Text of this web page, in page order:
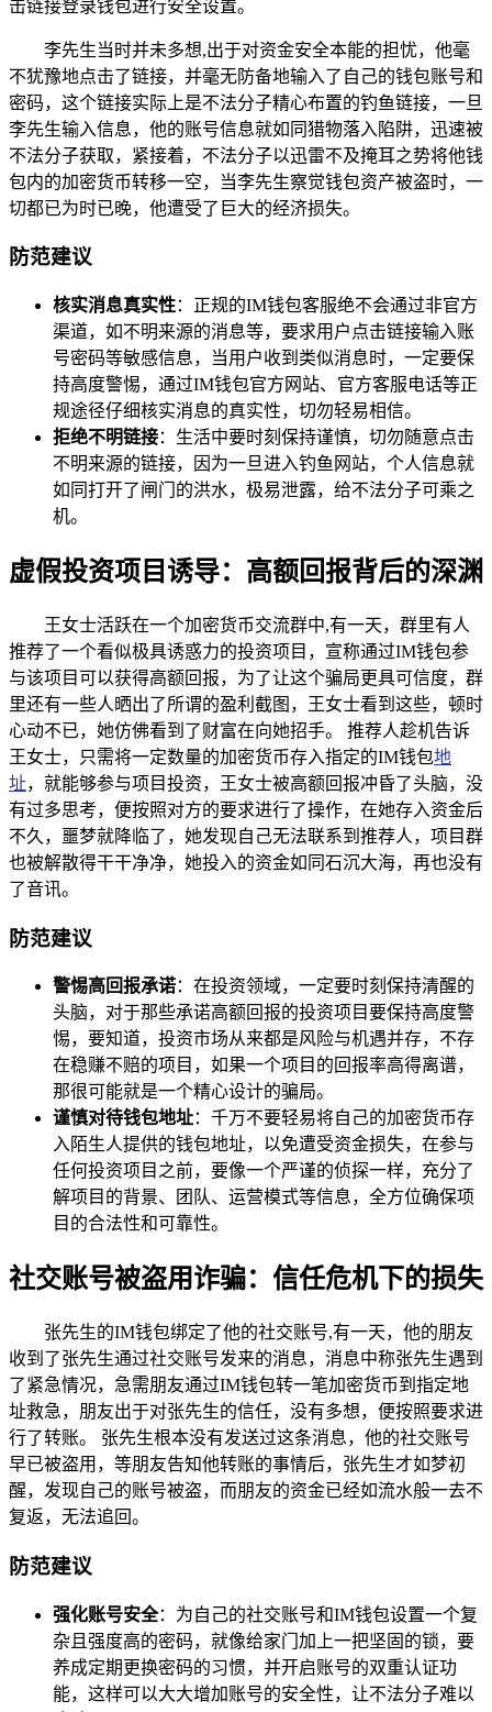
击链接登录钱包进行安全设置。
李先生当时并未多想,出于对资金安全本能的担忧，他毫
不犹豫地点击了链接，并毫无防备地输入了自己的钱包账号和
密码，这个链接实际上是不法分子精心布置的钓鱼链接，一旦
李先生输入信息，他的账号信息就如同猎物落入陷阱，迅速被
不法分子获取，紧接着，不法分子以迅雷不及掩耳之势将他钱
包内的加密货币转移一空，当李先生察觉钱包资产被盗时，一
切都已为时已晚，他遭受了巨大的经济损失。
防范建议
核实消息真实性：正规的IM钱包客服绝不会通过非官方
渠道，如不明来源的消息等，要求用户点击链接输入账
号密码等敏感信息，当用户收到类似消息时，一定要保
持高度警惕，通过IM钱包官方网站、官方客服电话等正
规途径仔细核实消息的真实性，切勿轻易相信。
拒绝不明链接：生活中要时刻保持谨慎，切勿随意点击
不明来源的链接，因为一旦进入钓鱼网站，个人信息就
如同打开了闸门的洪水，极易泄露，给不法分子可乘之
机。
虚假投资项目诱导：高额回报背后的深渊
王女士活跃在一个加密货币交流群中,有一天，群里有人
推荐了一个看似极具诱惑力的投资项目，宣称通过IM钱包参
与该项目可以获得高额回报，为了让这个骗局更具可信度，群
里还有一些人晒出了所谓的盈利截图，王女士看到这些，顿时
心动不已，她仿佛看到了财富在向她招手。 推荐人趁机告诉
王女士，只需将一定数量的加密货币存入指定的IM钱包地
址，就能够参与项目投资，王女士被高额回报冲昏了头脑，没
有过多思考，便按照对方的要求进行了操作，在她存入资金后
不久，噩梦就降临了，她发现自己无法联系到推荐人，项目群
也被解散得干干净净，她投入的资金如同石沉大海，再也没有
了音讯。
防范建议
警惕高回报承诺：在投资领域，一定要时刻保持清醒的
头脑，对于那些承诺高额回报的投资项目要保持高度警
惕，要知道，投资市场从来都是风险与机遇并存，不存
在稳赚不赔的项目，如果一个项目的回报率高得离谱，
那很可能就是一个精心设计的骗局。
谨慎对待钱包地址：千万不要轻易将自己的加密货币存
入陌生人提供的钱包地址，以免遭受资金损失，在参与
任何投资项目之前，要像一个严谨的侦探一样，充分了
解项目的背景、团队、运营模式等信息，全方位确保项
目的合法性和可靠性。
社交账号被盗用诈骗：信任危机下的损失
张先生的IM钱包绑定了他的社交账号,有一天，他的朋友
收到了张先生通过社交账号发来的消息，消息中称张先生遇到
了紧急情况，急需朋友通过IM钱包转一笔加密货币到指定地
址救急，朋友出于对张先生的信任，没有多想，便按照要求进
行了转账。 张先生根本没有发送过这条消息，他的社交账号
早已被盗用，等朋友告知他转账的事情后，张先生才如梦初
醒，发现自己的账号被盗，而朋友的资金已经如流水般一去不
复返，无法追回。
防范建议
强化账号安全：为自己的社交账号和IM钱包设置一个复
杂且强度高的密码，就像给家门加上一把坚固的锁，要
养成定期更换密码的习惯，并开启账号的双重认证功
能，这样可以大大增加账号的安全性，让不法分子难以